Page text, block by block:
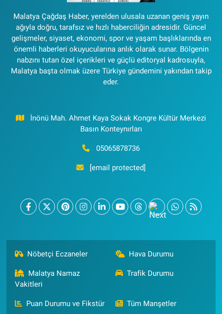
Malatya Çağdaş Haber, yerelden ulusala uzanan geniş yayın
ağıyla doğru, tarafsız ve hızlı haberciliğin adresidir. Güncel
gelişmeler, siyaset, ekonomi, spor ve yaşam başlıklarında en
önemli haberleri okuyucularına anlık olarak sunar. Bölgenin
nabzını tutan özel içerikleri ve güçlü editoryal kadrosuyla,
Malatya başta olmak üzere Türkiye gündemini yakından takip
eder.
İnönü Mah. Ahmet Kaya Sokak Kongre Kültür Merkezi
Basın Konteynırları
05065878736
[email protected]
Nöbetçi Eczaneler Hava Durumu
Malatya Namaz
Vakitleri
Trafik Durumu
Puan Durumu ve Fikstür Tüm Manşetler